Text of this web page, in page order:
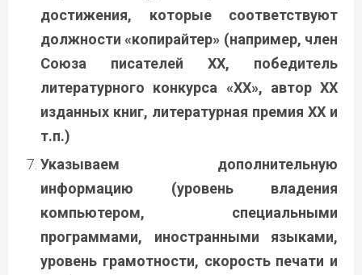
достижения, которые соответствуют
должности «копирайтер» (например, член
Союза писателей ХХ, победитель
литературного конкурса «ХХ», автор ХХ
изданных книг, литературная премия ХХ и
т.п.)
Указываем дополнительную
информацию (уровень владения
компьютером, специальными
программами, иностранными языками,
уровень грамотности, скорость печати и